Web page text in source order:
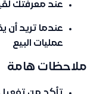
عند معرفتك
عندما تريد أن
عمليات البيع
ملاحظات هامة